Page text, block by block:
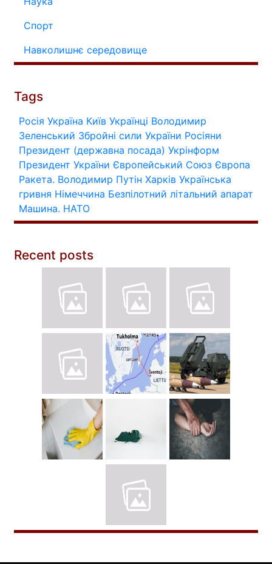
Спорт
Навколишнє середовище
Tags
Росія Україна Київ Українці Володимир
Зеленський Збройні сили України Росіяни
Президент (державна посада) Укрінформ
Президент України Європейський Союз Європа
Ракета. Володимир Путін Харків Українська
гривня Німеччина Безпілотний літальний апарат
Машина. НАТО
Recent posts